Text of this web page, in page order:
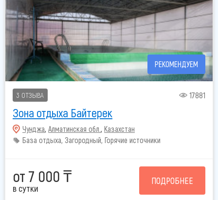
РЕКОМЕНДУЕМ
3 ОТЗЫВА 17881
Зона отдыха Байтерек
Чунджа Алматинская обл. Казахстан
База отдыха, Загородный, Горячие источники
от 7 000 ₸
в сутки
ПОДРОБНЕЕ